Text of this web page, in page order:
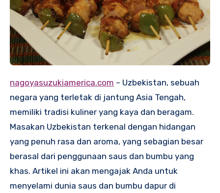
nagoyasuzukiamerica.com – Uzbekistan, sebuah
negara yang terletak di jantung Asia Tengah,
memiliki tradisi kuliner yang kaya dan beragam.
Masakan Uzbekistan terkenal dengan hidangan
yang penuh rasa dan aroma, yang sebagian besar
berasal dari penggunaan saus dan bumbu yang
khas. Artikel ini akan mengajak Anda untuk
menyelami dunia saus dan bumbu dapur di